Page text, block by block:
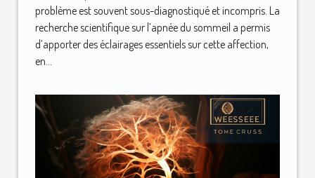
problème est souvent sous-diagnostiqué et incompris. La
recherche scientifique sur l’apnée du sommeil a permis
d’apporter des éclairages essentiels sur cette affection,
en...